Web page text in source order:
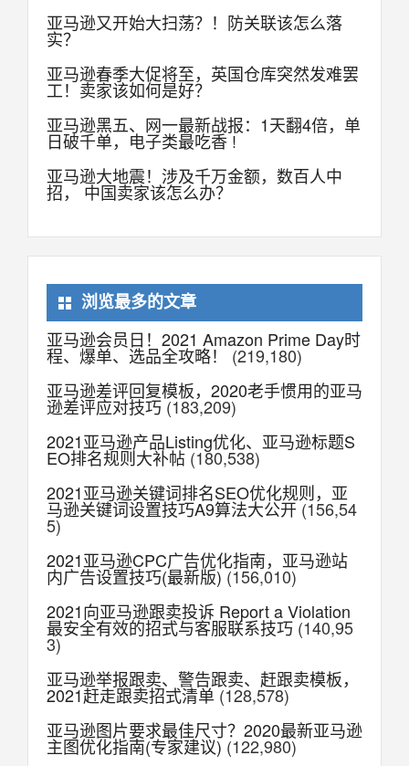
亚马逊又开始大扫荡？！防关联该怎么落
实？
亚马逊春季大促将至，英国仓库突然发难罢
工！卖家该如何是好？
亚马逊黑五、网一最新战报：1天翻4倍，单
日破千单，电子类最吃香 !
亚马逊大地震！涉及千万金额，数百人中
招， 中国卖家该怎么办？
浏览最多的文章
亚马逊会员日！2021 Amazon Prime Day时
程、爆单、选品全攻略！
(219,180)
亚马逊差评回复模板，2020老手惯用的亚马
逊差评应对技巧 (183,209)
2021亚马逊产品Listing优化、亚马逊标题S
EO排名规则大补帖 (180,538)
2021亚马逊关键词排名SEO优化规则，亚
马逊关键词设置技巧A9算法大公开 (156,54
5)
2021亚马逊CPC广告优化指南，亚马逊站
内广告设置技巧(最新版) (156,010)
2021向亚马逊跟卖投诉 Report a Violation
最安全有效的招式与客服联系技巧 (140,95
3)
亚马逊举报跟卖、警告跟卖、赶跟卖模板，
2021赶走跟卖招式清单 (128,578)
亚马逊图片要求最佳尺寸？2020最新亚马逊
主图优化指南(专家建议) (122,980)